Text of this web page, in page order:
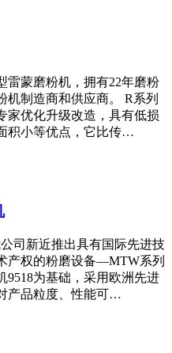
雷蒙磨粉机，拥有22年磨粉
机制造商和供应商。 R系列
家优化升级改造，具有低损
积小等优点，它比传…
司新近推出具有国际先进技
产权的粉磨设备—MTW系列
9518为基础，采用欧洲先进
产品粒度、性能可…